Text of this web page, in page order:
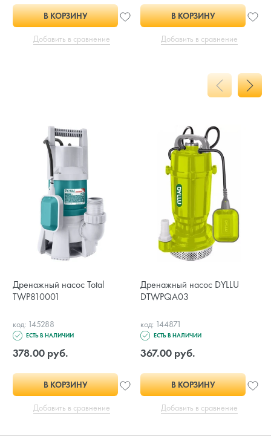
В КОРЗИНУ
Добавить в сравнение
В КОРЗИНУ
Добавить в сравнение
Дренажный насос Total
TWP810001
код: 145288
ЕСТЬ В НАЛИЧИИ
378.00 руб.
В КОРЗИНУ
Добавить в сравнение
Дренажный насос DYLLU
DTWPQA03
код: 144871
ЕСТЬ В НАЛИЧИИ
367.00 руб.
В КОРЗИНУ
Добавить в сравнение